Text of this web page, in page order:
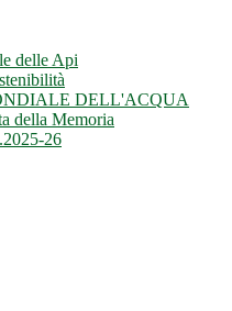
delle Api
DELL'ACQUA
della Memoria
26